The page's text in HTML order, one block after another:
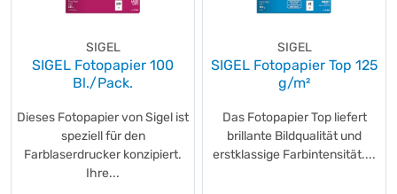
SIGEL
SIGEL Fotopapier 100
Bl./Pack.
Dieses Fotopapier von Sigel ist
speziell für den
Farblaserdrucker konzipiert.
Ihre...
SIGEL
SIGEL Fotopapier Top 125
g/m²
Das Fotopapier Top liefert
brillante Bildqualität und
erstklassige Farbintensität....